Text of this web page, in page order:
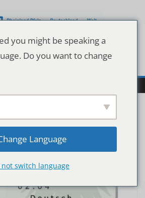
you might be speaking a
Do you want to change
Language
switch language